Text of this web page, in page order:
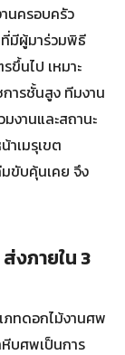
นครอบครัว
ที่มีผู้มาร่วมพิธี
ขึ้นไป เหมาะ
ารชั้นสูง ทีมงาน
งานและสถานะ
าเมรุเขต
ขับคุ้นเคย จึง
งภายใน 3
ภทดอกไม้งานศพ
บศพเป็นการ